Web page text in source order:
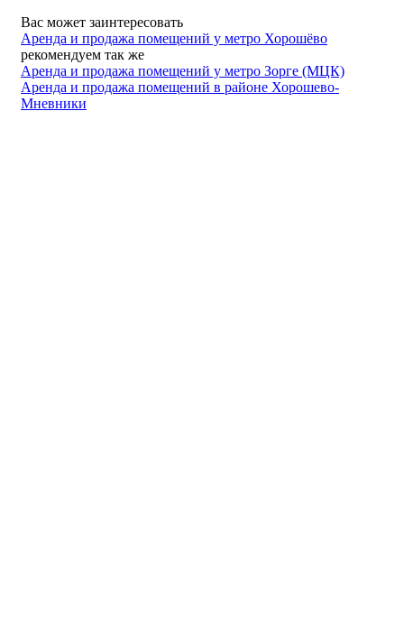
Вас может заинтересовать
Аренда и продажа помещений у метро Хорошёво
рекомендуем так же
Аренда и продажа помещений у метро Зорге (МЦК)
Аренда и продажа помещений в районе Хорошево-
Мневники